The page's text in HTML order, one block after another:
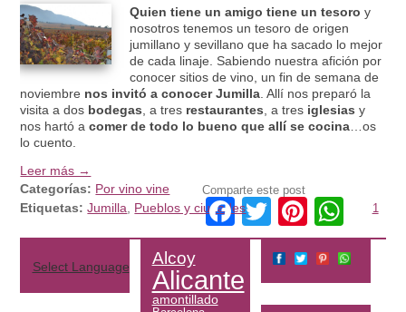
Quien tiene un amigo tiene un tesoro y
nosotros tenemos un tesoro de origen
jumillano y sevillano que ha sacado lo mejor
de cada linaje. Sabiendo nuestra afición por
conocer sitios de vino, un fin de semana de
noviembre nos invitó a conocer Jumilla . Allí nos preparó la
visita a dos bodegas , a tres restaurantes , a tres iglesias y
nos hartó acomer de todo lo bueno que allí se cocina …os
lo cuento.
Leer más →
Categorías: Por vino vine
Etiquetas: Jumilla Pueblos y ciudades
Comparte este post
Facebook
Twitter 1
Select Language Alcoy
Alicante
amontillado